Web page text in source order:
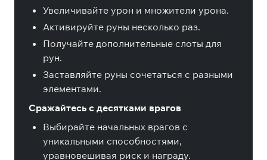
Увеличивайте урон и множители урона.
Активируйте руны несколько раз.
Получайте дополнительные слоты для
рун.
Заставляйте руны сочетаться с разными
элементами.
Сражайтесь с десятками врагов
Выбирайте начальных врагов с
уникальными способностями,
уравновешивая риск и награду.